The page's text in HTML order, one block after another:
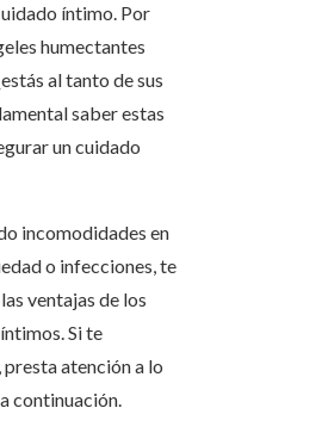
íntimo. Por
humectantes
al tanto de sus
saber estas
un cuidado
incomodidades en
o infecciones, te
ventajas de los
Si te
presta atención a lo
continuación.